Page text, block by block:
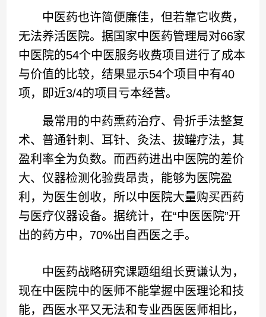
中医药也许简便廉佳，但若靠它收费，
无法养活医院。据国家中医药管理局对66家
中医院的54个中医服务收费项目进行了成本
与价值的比较，结果显示54个项目中有40
项，即近3/4的项目亏本经营。
最常用的中药熏药治疗、骨折手法整复
术、普通针刺、耳针、灸法、拔罐疗法，其
盈利率全为负数。而西药进出中医院的差价
大、仪器检测化验费昂贵，能够为医院盈
利，为医生创收，所以中医院大量购买西药
与医疗仪器设备。据统计，在“中医医院”开
出的药方中，70%出自西医之手。
中医药战略研究课题组组长贾谦认为，
现在中医院中的医师不能掌握中医理论和技
能，西医水平又无法和专业西医医师相比，